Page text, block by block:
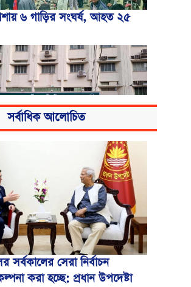
৬ গাড়ির সংঘর্ষ, আহত ২৫
নতুন নাম বাংলাদেশ
সর্বাধিক আলোচিত
সর্বকালের সেরা নির্বাচন
করা হচ্ছে: প্রধান উপদেষ্টা